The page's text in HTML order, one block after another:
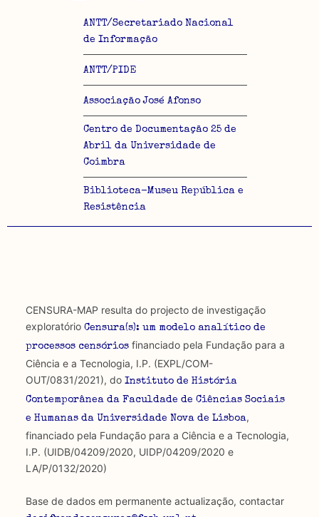
ANTT/Secretariado Nacional
de Informação
ANTT/PIDE
Associação José Afonso
Centro de Documentação 25 de
Abril da Universidade de
Coimbra
Biblioteca-Museu República e
Resistência
CENSURA-MAP resulta do projecto de investigação
exploratório Censura(s): um modelo analítico de
processos censóriosfinanciado pela Fundação para a
Ciência e a Tecnologia, I.P. (EXPL/COM-
OUT/0831/2021), do Instituto de História
Contemporânea da Faculdade de Ciências Sociais
e Humanas da Universidade Nova de Lisboa,
financiado pela Fundação para a Ciência e a Tecnologia,
I.P. (UIDB/04209/2020, UIDP/04209/2020 e
LA/P/0132/2020)
Base de dados em permanente actualização, contactar